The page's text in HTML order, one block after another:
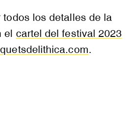
los detalles de la
el cartel del festival 2023
.